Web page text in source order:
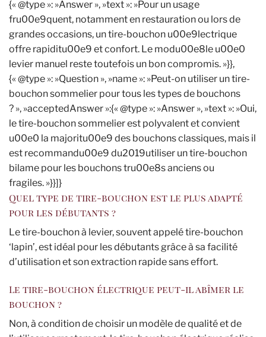
{« @type »: »Answer », »text »: »Pour un usage
fru00e9quent, notamment en restauration ou lors de
grandes occasions, un tire-bouchon u00e9lectrique
offre rapiditu00e9 et confort. Le modu00e8le u00e0
levier manuel reste toutefois un bon compromis. »}},
{« @type »: »Question », »name »: »Peut-on utiliser un tire-
bouchon sommelier pour tous les types de bouchons
? », »acceptedAnswer »:{« @type »: »Answer », »text »: »Oui,
le tire-bouchon sommelier est polyvalent et convient
u00e0 la majoritu00e9 des bouchons classiques, mais il
est recommandu00e9 du2019utiliser un tire-bouchon
bilame pour les bouchons tru00e8s anciens ou
fragiles. »}}]}
Quel type de tire-bouchon est le plus adapté
pour les débutants ?
Le tire-bouchon à levier, souvent appelé tire-bouchon
‘lapin’, est idéal pour les débutants grâce à sa facilité
d’utilisation et son extraction rapide sans effort.
Le tire-bouchon électrique peut-il abîmer le
bouchon ?
Non, à condition de choisir un modèle de qualité et de